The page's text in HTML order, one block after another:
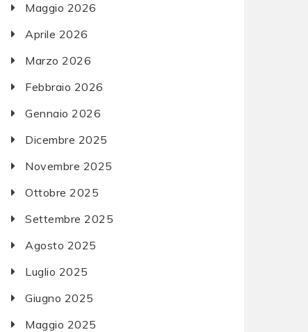
Maggio 2026
Aprile 2026
Marzo 2026
Febbraio 2026
Gennaio 2026
Dicembre 2025
Novembre 2025
Ottobre 2025
Settembre 2025
Agosto 2025
Luglio 2025
Giugno 2025
Maggio 2025